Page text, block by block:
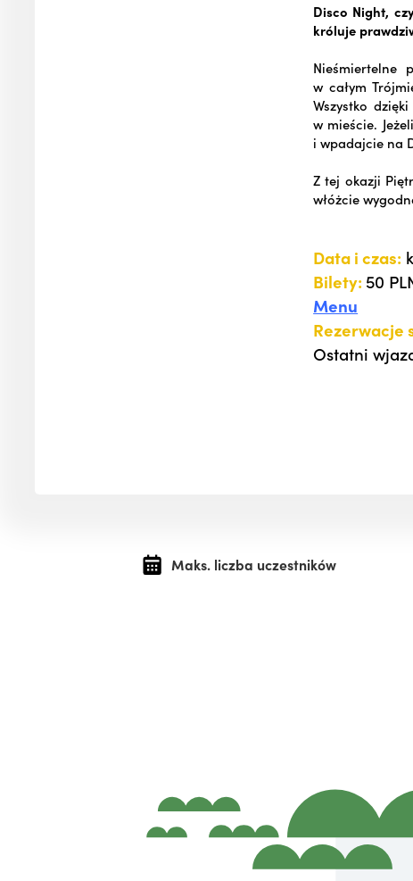
Disco Night,
króluje
Nieśmiertelne
w całym
Wszystko
w mieście.
i wpadajcie na
Z tej okazji
włóżcie
Data i czas:
Bilety: 50
Menu
Rezerwacje
Ostatni
Maks. liczba uczestników